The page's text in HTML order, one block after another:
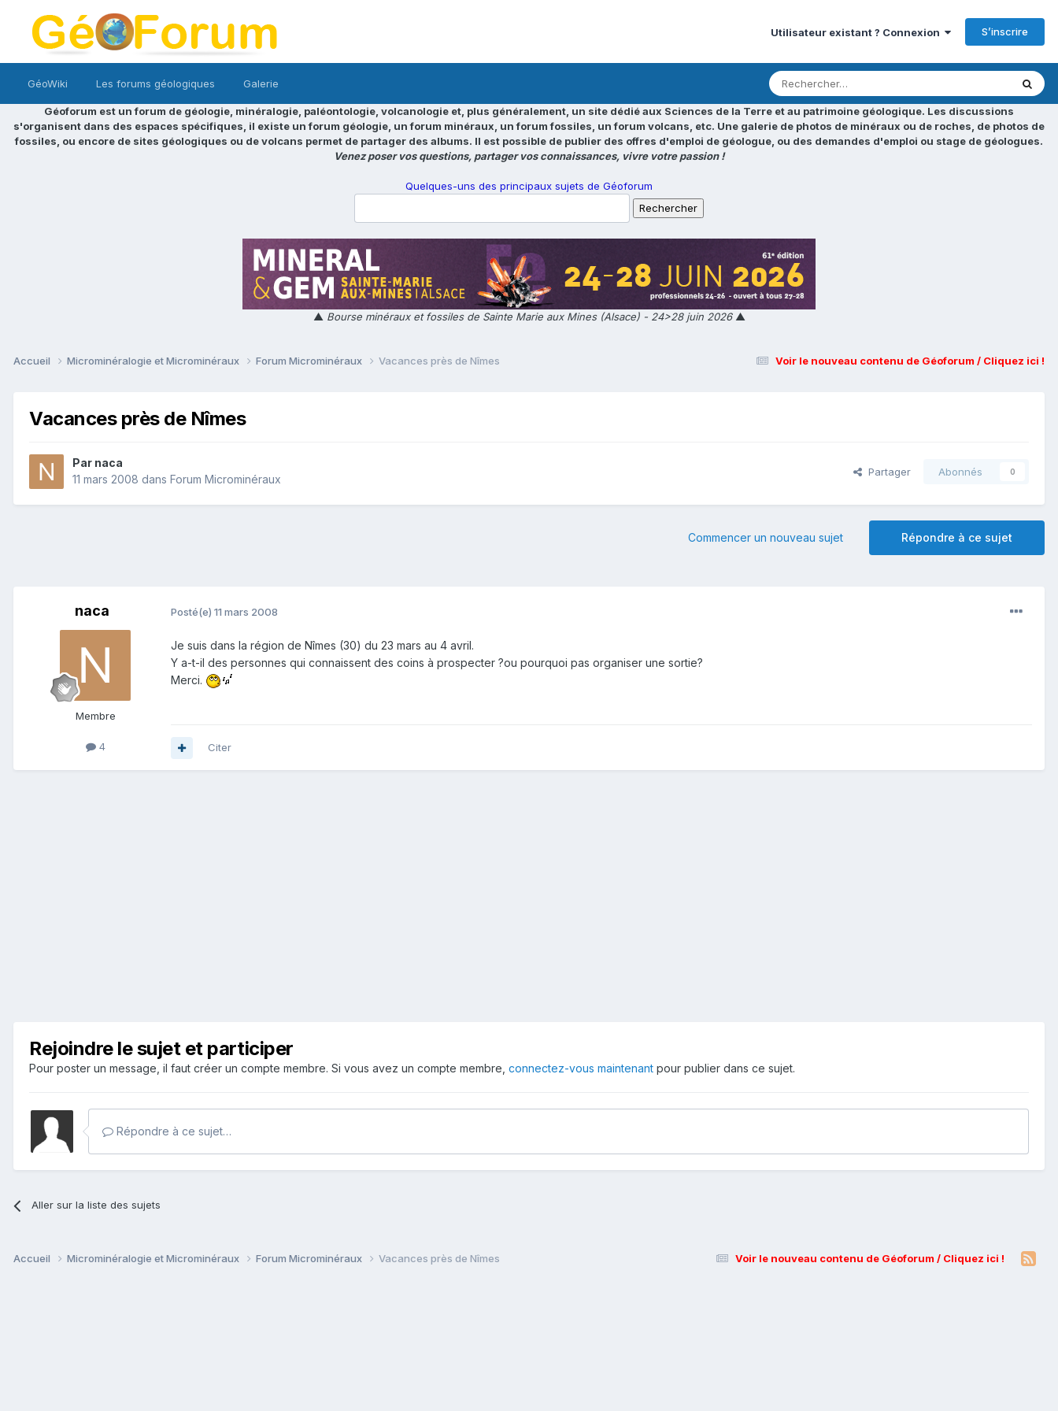
Utilisateur existant ? Connexion S’inscrire
GéoWiki Les forums géologiques Galerie
Géoforum est un forum de géologie, minéralogie, paléontologie, volcanologie et, plus généralement, un site dédié aux Sciences de la Terre et au patrimoine géologique. Les discussions
s'organisent dans des espaces spécifiques, il existe un forum géologie, un forum minéraux, un forum fossiles, un forum volcans, etc. Une galerie de photos de minéraux ou de roches, de photos de
fossiles, ou encore de sites géologiques ou de volcans permet de partager des albums. Il est possible de publier des offres d'emploi de géologue, ou des demandes d'emploi ou stage de géologues.
Venez poser vos questions, partager vos connaissances, vivre votre passion !
Quelques-uns des principaux sujets de Géoforum
▲ Bourse minéraux et fossiles de Sainte Marie aux Mines (Alsace) - 24>28 juin 2026▲
Voir le nouveau contenu de Géoforum / Cliquez ici !
Accueil Microminéralogie et Microminéraux Forum Microminéraux Vacances près de Nîmes
Vacances près de Nîmes
Par naca
11 mars 2008 dans Forum Microminéraux
Partager Abonnés 0
Répondre à ce sujet
Commencer un nouveau sujet
naca
Membre
4
Posté(e) 11 mars 2008
Je suis dans la région de Nîmes (30) du 23 mars au 4 avril.
Y a-t-il des personnes qui connaissent des coins à prospecter ?ou pourquoi pas organiser une sortie?
Merci.
Citer
Rejoindre le sujet et participer
Pour poster un message, il faut créer un compte membre. Si vous avez un compte membre, connectez-vous maintenant pour publier dans ce sujet.
Répondre à ce sujet…
Aller sur la liste des sujets
Voir le nouveau contenu de Géoforum / Cliquez ici !
Accueil Microminéralogie et Microminéraux Forum Microminéraux Vacances près de Nîmes